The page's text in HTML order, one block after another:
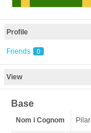
Profile
Friends 0
View
Base
Nom i Cognom Pilar